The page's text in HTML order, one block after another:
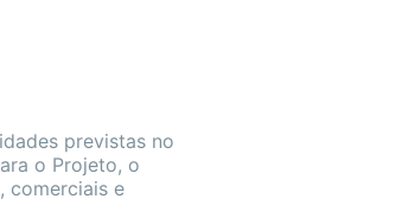
previstas no
o Projeto, o
comerciais e